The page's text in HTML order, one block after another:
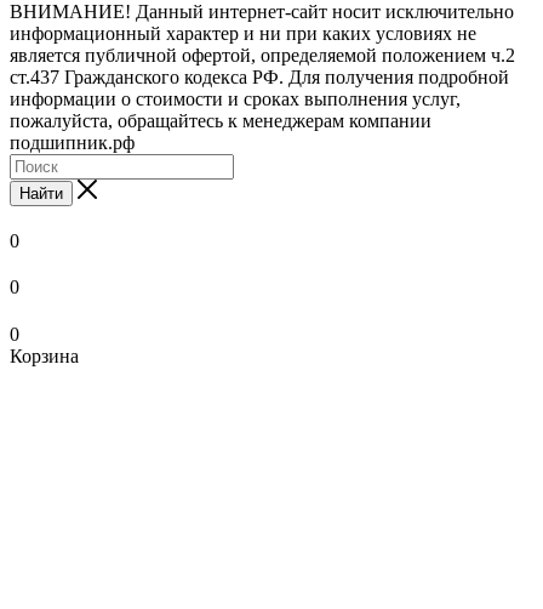
ВНИМАНИЕ! Данный интернет-сайт носит исключительно
информационный характер и ни при каких условиях не
является публичной офертой, определяемой положением ч.2
ст.437 Гражданского кодекса РФ. Для получения подробной
информации о стоимости и сроках выполнения услуг,
пожалуйста, обращайтесь к менеджерам компании
подшипник.рф
Найти
0
0
0
Корзина